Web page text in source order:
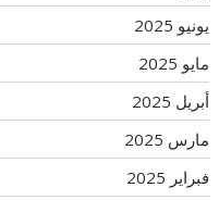
يونيو 2025
مايو 2025
أبريل 2025
مارس 2025
فبراير 2025